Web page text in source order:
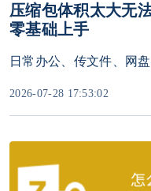
压缩包体积太大无
零基础上手
2026-07-28 17:53:02